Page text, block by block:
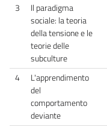
3
Il paradigma
sociale: la teoria
della tensione e le
teorie delle
subculture
4
L'apprendimento
del
comportamento
deviante